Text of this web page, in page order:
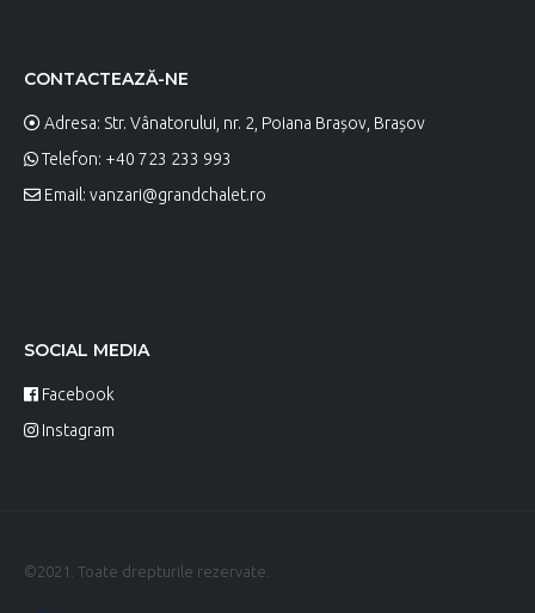
CONTACTEAZĂ-NE
Adresa: Str. Vânatorului, nr. 2, Poiana Brașov, Brașov
Telefon: +40 723 233 993
Email: vanzari@grandchalet.ro
SOCIAL MEDIA
Facebook
Instagram
©2021. Toate drepturile rezervate.